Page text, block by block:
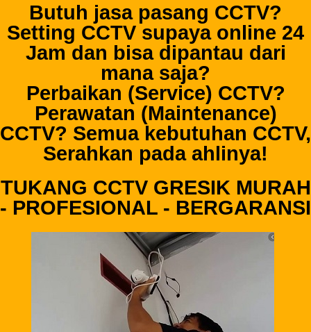
Butuh jasa pasang CCTV?
Setting CCTV supaya online 24
Jam dan bisa dipantau dari
mana saja?
Perbaikan (Service) CCTV?
Perawatan (Maintenance)
CCTV? Semua kebutuhan CCTV,
Serahkan pada ahlinya!
TUKANG CCTV GRESIK MURAH
- PROFESIONAL - BERGARANSI